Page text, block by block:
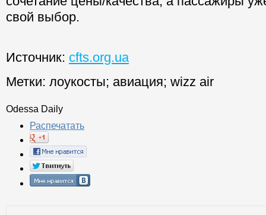
свой выбор.
Источник: cfts.org.ua
Метки: лоукосты; авиация; wizz air
Odessa Daily
Распечатать